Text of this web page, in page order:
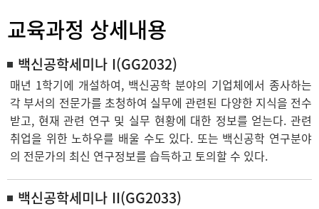
교육과정 상세내용
백신공학세미나 I(GG2032)
매년 1학기에 개설하여, 백신공학 분야의 기업체에서 종사하는
각 부서의 전문가를 초청하여 실무에 관련된 다양한 지식을 전수
받고, 현재 관련 연구 및 실무 현황에 대한 정보를 얻는다. 관련
취업을 위한 노하우를 배울 수도 있다. 또는 백신공학 연구분야
의 전문가의 최신 연구정보를 습득하고 토의할 수 있다.
백신공학세미나 II(GG2033)